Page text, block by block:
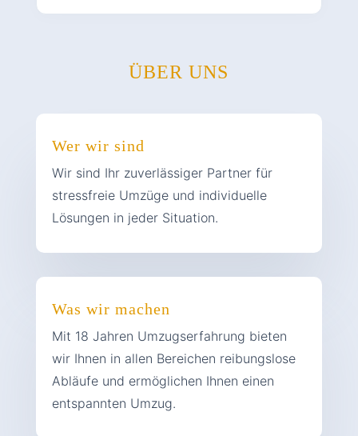
ÜBER UNS
Wer wir sind
Wir sind Ihr zuverlässiger Partner für
stressfreie Umzüge und individuelle
Lösungen in jeder Situation.
Was wir machen
Mit 18 Jahren Umzugserfahrung bieten
wir Ihnen in allen Bereichen reibungslose
Abläufe und ermöglichen Ihnen einen
entspannten Umzug.